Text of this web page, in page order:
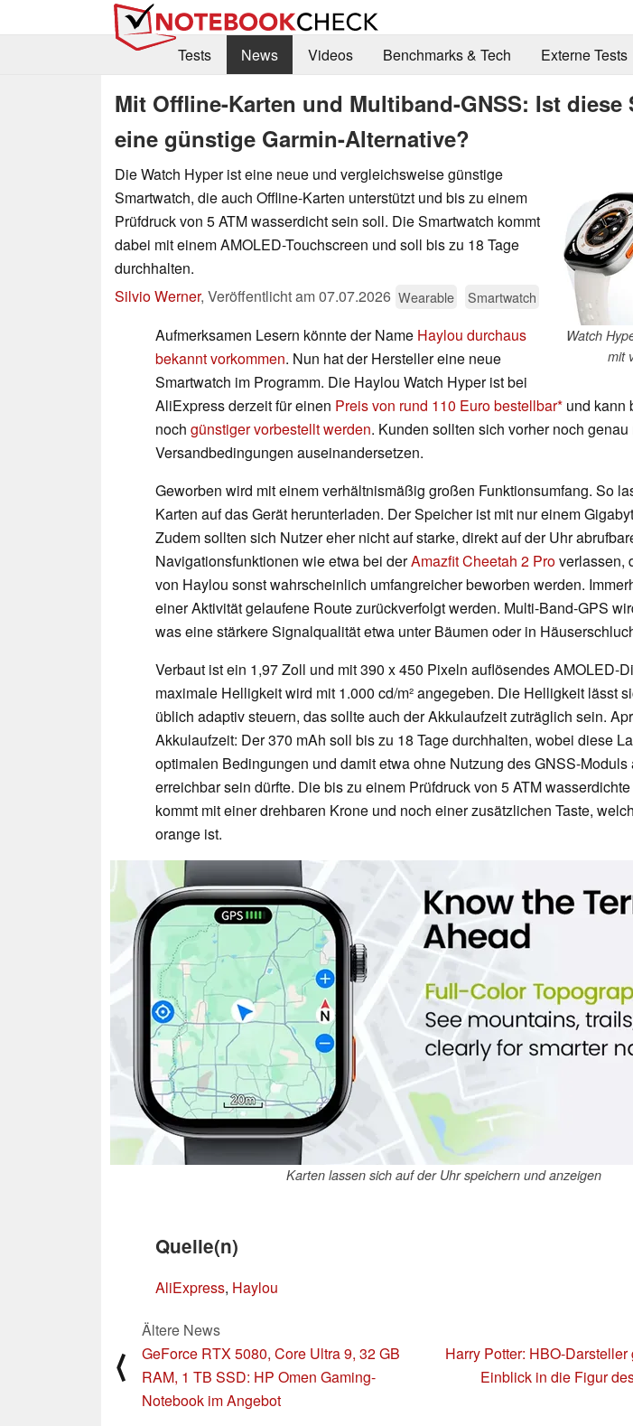
Tests
News Videos Benchmarks & Tech Externe Tests
Mit Offline-Karten und Multiband-GNSS: Ist diese
eine günstige Garmin-Alternative?
Watch
mit
Die Watch Hyper ist eine neue und vergleichsweise günstige
Smartwatch, die auch Offline-Karten unterstützt und bis zu einem
Prüfdruck von 5 ATM wasserdicht sein soll. Die Smartwatch kommt
dabei mit einem AMOLED-Touchscreen und soll bis zu 18 Tage
durchhalten.
Silvio Werner, Veröffentlicht am07.07.2026 Wearable Smartwatch
Aufmerksamen Lesern könnte der Name Haylou durchaus
bekannt vorkommen. Nun hat der Hersteller eine neue
Smartwatch im Programm. Die Haylou Watch Hyper ist bei
AliExpress derzeit für einen Preis von rund 110 Euro bestellbar und kann
noch günstiger vorbestellt werden. Kunden sollten sich vorher noch genau
Versandbedingungen auseinandersetzen.
Geworben wird mit einem verhältnismäßig großen Funktionsumfang. So
Karten auf das Gerät herunterladen. Der Speicher ist mit nur einem
Zudem sollten sich Nutzer eher nicht auf starke, direkt auf der Uhr
Navigationsfunktionen wie etwa bei derAmazfit Cheetah 2 Proverlassen,
von Haylou sonst wahrscheinlich umfangreicher beworben werden.
einer Aktivität gelaufene Route zurückverfolgt werden. Multi-Band-GPS
was eine stärkere Signalqualität etwa unter Bäumen oder in
Verbaut ist ein 1,97 Zoll und mit 390 x 450 Pixeln auflösendes AMOLED-
maximale Helligkeit wird mit 1.000 cd/m² angegeben. Die Helligkeit lässt
üblich adaptiv steuern, das sollte auch der Akkulaufzeit zuträglich sein.
Akkulaufzeit: Der 370 mAh soll bis zu 18 Tage durchhalten, wobei diese
optimalen Bedingungen und damit etwa ohne Nutzung des GNSS-Moduls
erreichbar sein dürfte. Die bis zu einem Prüfdruck von 5 ATM
kommt mit einer drehbaren Krone und noch einer zusätzlichen Taste,
orange ist.
Karten lassen sich auf der Uhr speichern und anzeigen
Quelle(n)
AliExpress, Haylou
⟨
Ältere News
GeForce RTX 5080, Core Ultra 9, 32 GB
RAM, 1 TB SSD: HP Omen Gaming-
Notebook im Angebot
Harry Potter: HBO-
Einblick in die Figur